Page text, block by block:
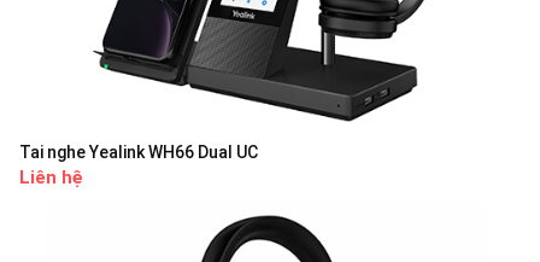
Tai nghe Yealink WH66 Dual UC
Liên hệ